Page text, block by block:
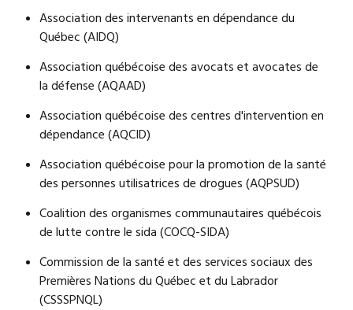
Association des intervenants en dépendance du
Québec (AIDQ)
Association québécoise des avocats et avocates de
la défense (AQAAD)
Association québécoise des centres d'intervention en
dépendance (AQCID)
Association québécoise pour la promotion de la santé
des personnes utilisatrices de drogues (AQPSUD)
Coalition des organismes communautaires québécois
de lutte contre le sida (COCQ-SIDA)
Commission de la santé et des services sociaux des
Premières Nations du Québec et du Labrador
(CSSSPNQL)